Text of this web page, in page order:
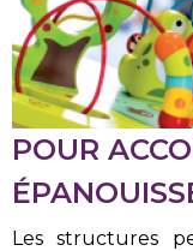
POUR
Les structures